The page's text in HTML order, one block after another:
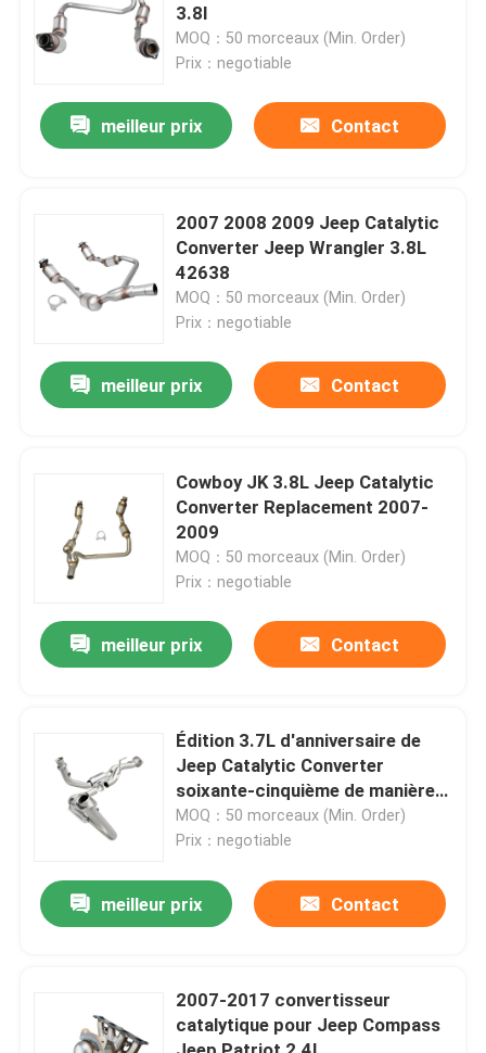
3.8l
MOQ：50 morceaux (Min. Order)
Prix：negotiable
meilleur prix Contact
2007 2008 2009 Jeep Catalytic
Converter Jeep Wrangler 3.8L
42638
MOQ：50 morceaux (Min. Order)
Prix：negotiable
meilleur prix Contact
Cowboy JK 3.8L Jeep Catalytic
Converter Replacement 2007-
2009
MOQ：50 morceaux (Min. Order)
Prix：negotiable
meilleur prix Contact
Édition 3.7L d'anniversaire de
Jeep Catalytic Converter
soixante-cinquième de manière
de commandant Base Sport
Three
MOQ：50 morceaux (Min. Order)
Prix：negotiable
meilleur prix Contact
2007-2017 convertisseur
catalytique pour Jeep Compass